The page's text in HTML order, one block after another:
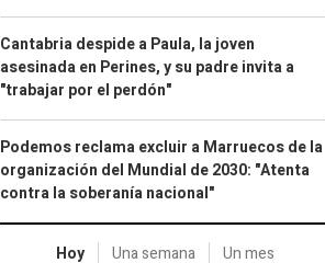
Cantabria despide a Paula, la joven
asesinada en Perines, y su padre invita a
"trabajar por el perdón"
Podemos reclama excluir a Marruecos de la
organización del Mundial de 2030: "Atenta
contra la soberanía nacional"
Hoy Una semana Un mes